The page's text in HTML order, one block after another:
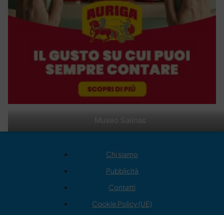
Museo Salinas
Chi siamo
Pubblicità
Contatti
Cookie Policy (UE)